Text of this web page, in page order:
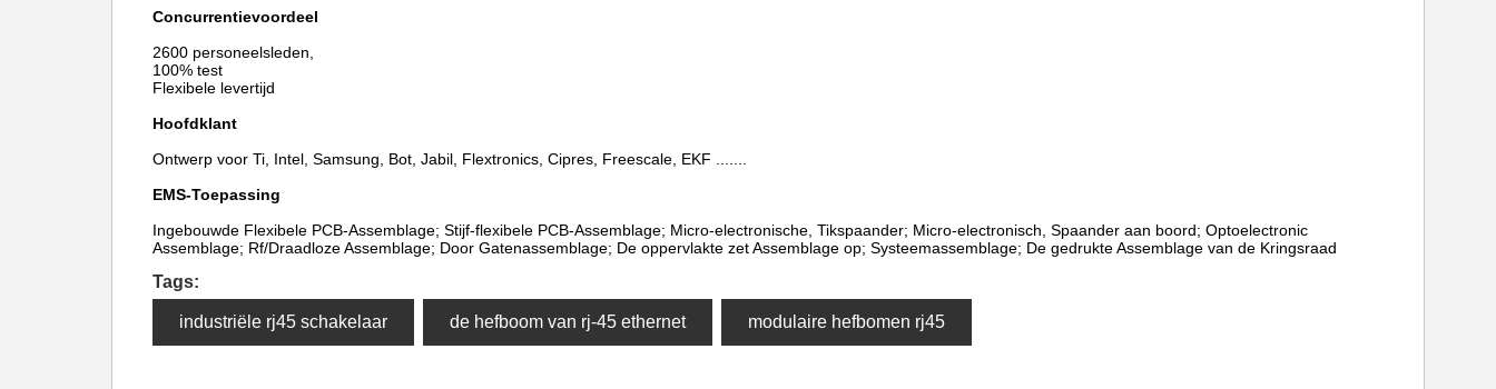
Concurrentievoordeel
2600 personeelsleden,
100% test
Flexibele levertijd
Hoofdklant
Ontwerp voor Ti, Intel, Samsung, Bot, Jabil, Flextronics, Cipres, Freescale, EKF .......
EMS-Toepassing
Ingebouwde Flexibele PCB-Assemblage; Stijf-flexibele PCB-Assemblage; Micro-electronische, Tikspaander; Micro-electronisch, Spaander aan boord; Optoelectronic
Assemblage; Rf/Draadloze Assemblage; Door Gatenassemblage; De oppervlakte zet Assemblage op; Systeemassemblage; De gedrukte Assemblage van de Kringsraad
Tags:
industriële rj45 schakelaar de hefboom van rj-45 ethernet modulaire hefbomen rj45